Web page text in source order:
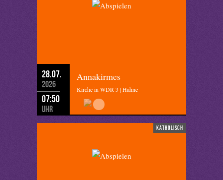
28.07.
2026
07:50
Uhr
Annakirmes
Kirche in WDR 3 | Hahne
katholisch